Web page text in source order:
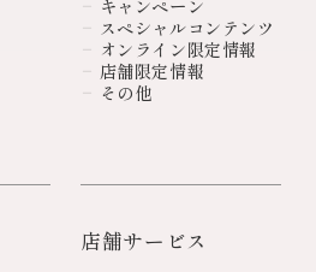
スペシャルコンテンツ
オンライン限定情報
店舗限定情報
その他
店舗サービス